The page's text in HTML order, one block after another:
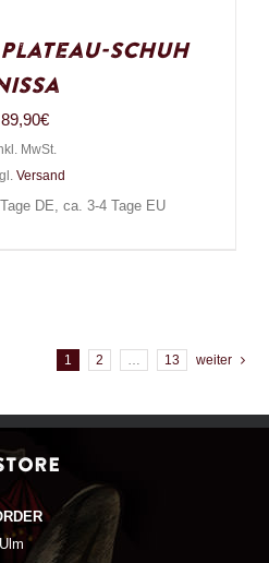
Schuh
89,90€
MwSt.
Versand
DE, ca. 3-4 Tage EU
1 2 13 weiter